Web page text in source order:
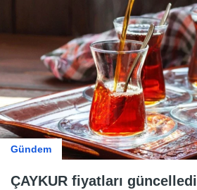
Gündem
ÇAYKUR fiyatları güncelledi